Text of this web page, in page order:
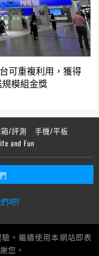
可重複利用，獲得
規模組金獎
/評測
手機/平板
and Fun
吧!!
。繼續使用本網站即表
您。